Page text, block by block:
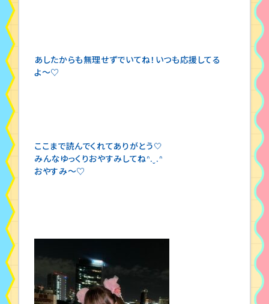
あしたからも無理せずでいてね！いつも応援してる
よ〜♡
ここまで読んでくれてありがとう🤍
みんなゆっくりおやすみしてねᐢ.ˬ.ᐢ
おやすみ〜♡